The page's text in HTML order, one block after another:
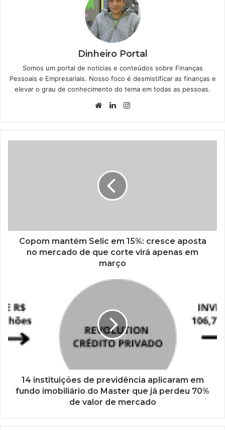
Dinheiro Portal
Somos um portal de notícias e conteúdos sobre Finanças
Pessoais e Empresariais. Nosso foco é desmistificar as finanças e
elevar o grau de conhecimento do tema em todas as pessoas.
WebsiteLinkedin
Copom mantém Selic em 15%: cresce aposta
no mercado de que corte virá apenas em
março
14 instituições de previdência aplicaram em
fundo imobiliário do Master que já perdeu 70%
de valor de mercado